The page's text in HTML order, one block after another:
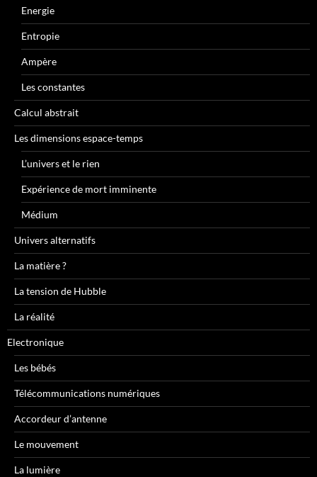
Energie
Entropie
Ampère
Les constantes
Calcul abstrait
Les dimensions espace-temps
L’univers et le rien
Expérience de mort imminente
Médium
Univers alternatifs
La matière ?
La tension de Hubble
La réalité
Electronique
Les bébés
Télécommunications numériques
Accordeur d’antenne
Le mouvement
La lumière